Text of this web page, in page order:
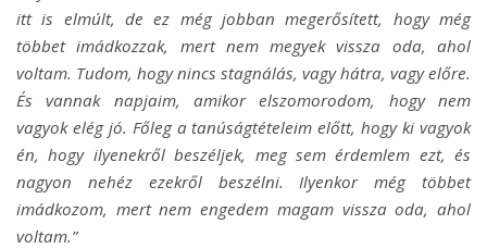
itt is elmúlt, de ez még jobban megerősített, hogy még
többet imádkozzak, mert nem megyek vissza oda, ahol
voltam. Tudom, hogy nincs stagnálás, vagy hátra, vagy előre.
És vannak napjaim, amikor elszomorodom, hogy nem
vagyok elég jó. Főleg a tanúságtételeim előtt, hogy ki vagyok
én, hogy ilyenekről beszéljek, meg sem érdemlem ezt, és
nagyon nehéz ezekről beszélni. Ilyenkor még többet
imádkozom, mert nem engedem magam vissza oda, ahol
voltam.”